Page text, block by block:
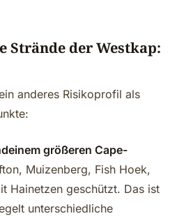
Strände der Westkap:
anderes Risikoprofil als
größeren Cape-
Muizenberg, Fish Hoek,
Hainetzen geschützt. Das ist
unterschiedliche